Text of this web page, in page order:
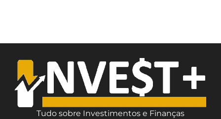
Tudo sobre Investimentos e Finanças